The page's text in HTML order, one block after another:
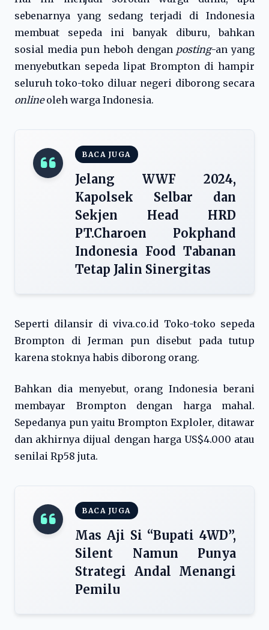
sebenarnya yang sedang terjadi di Indonesia
membuat sepeda ini banyak diburu, bahkan
sosial media pun heboh dengan posting-an yang
menyebutkan sepeda lipat Brompton di hampir
seluruh toko-toko diluar negeri diborong secara
onlineoleh warga Indonesia.
BACA JUGA
Jelang WWF 2024,
Kapolsek Selbar dan
Sekjen Head HRD
PT.Charoen Pokphand
Indonesia Food Tabanan
Tetap Jalin Sinergitas
Seperti dilansir di viva.co.id Toko-toko sepeda
Brompton di Jerman pun disebut pada tutup
karena stoknya habis diborong orang.
Bahkan dia menyebut, orang Indonesia berani
membayar Brompton dengan harga mahal.
Sepedanya pun yaitu Brompton Exploler, ditawar
dan akhirnya dijual dengan harga US$4.000 atau
senilai Rp58 juta.
BACA JUGA
Mas Aji Si “Bupati 4WD”,
Silent Namun Punya
Strategi Andal Menangi
Pemilu